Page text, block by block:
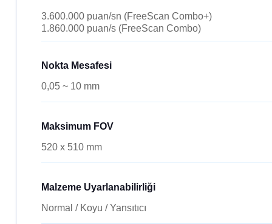
3.600.000 puan/sn (FreeScan Combo+)
1.860.000 puan/s (FreeScan Combo)
Nokta Mesafesi
0,05 ~ 10 mm
Maksimum FOV
520 x 510 mm
Malzeme Uyarlanabilirliği
Normal / Koyu / Yansıtıcı